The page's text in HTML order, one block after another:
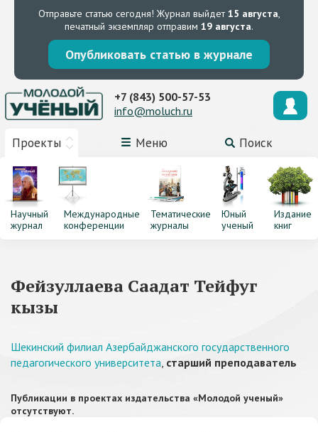
Отправьте статью сегодня! Журнал выйдет15 августа,
печатный экземпляр отправим 19 августа.
Опубликовать статью в журнале
Проекты Меню Поиск
+7 (843) 500-57-53
info@moluch.ru
Научный
журнал
Международные
конференции
Тематические
журналы
Юный
ученый
Издание
книг
Фейзуллаева Саадат Тейфуг
кызы
Шекинский филиал Азербайджанского государственного
педагогического университета, старший преподаватель
Публикации в проектах издательства «Молодой ученый»
отсутствуют.